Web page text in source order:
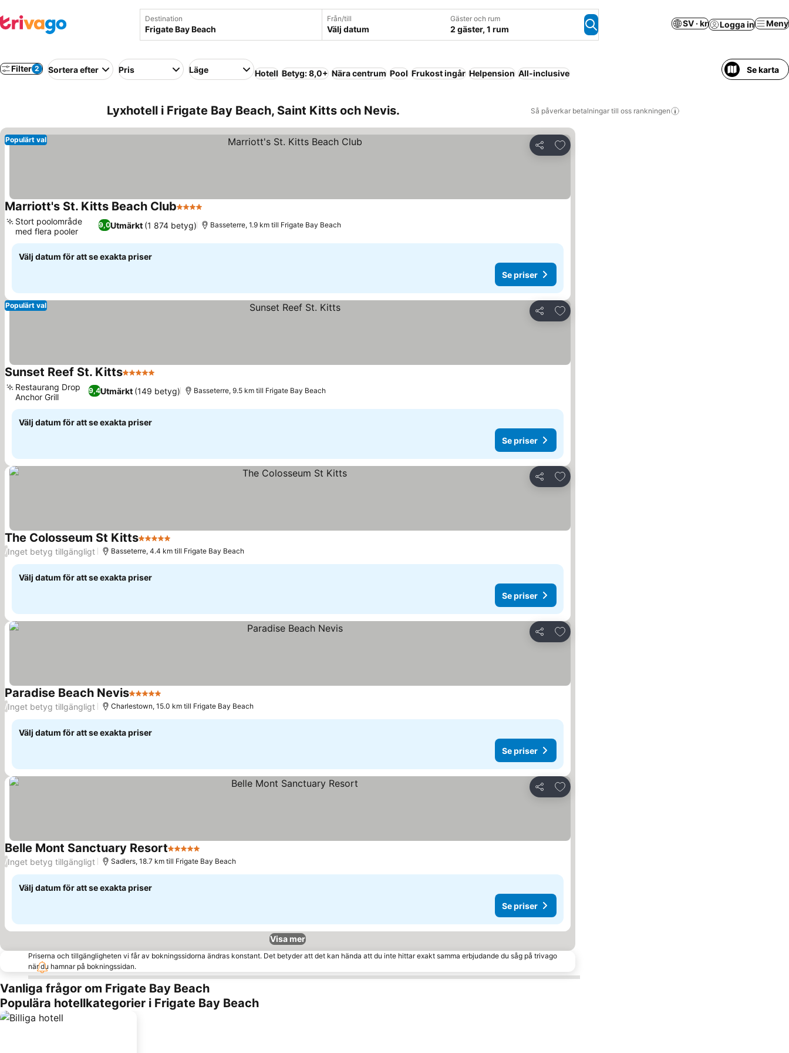
Destination Från/till
Välj datum
Gäster och rum
2 gäster, 1 rum
SV · kr Logga in Meny
Filter 2 Sortera efter Pris Läge Hotell Betyg: 8,0+ Nära centrum Pool Frukost ingår Helpension All-inclusive Se karta
Lyxhotell i Frigate Bay Beach, Saint Kitts och Nevis. Så påverkar betalningar till oss rankningen
Dela
Lägg till i Mina Favoriter
Populärt val
Marriott's St. Kitts Beach Club4 Stjärnor
9,0Utmärkt (1 874 betyg)
Stort poolområde
med flera pooler
Basseterre, 1.9 km till Frigate Bay Beach
Välj datum för att se exakta priser
Se priser
Dela
Lägg till i Mina Favoriter
Populärt val
Sunset Reef St. Kitts5 Stjärnor
9,4Utmärkt (149 betyg)
Restaurang Drop
Anchor Grill
Basseterre, 9.5 km till Frigate Bay Beach
Välj datum för att se exakta priser
Se priser
Dela
Lägg till i Mina Favoriter
The Colosseum St Kitts5 Stjärnor
/Inget betyg tillgängligt Basseterre, 4.4 km till Frigate Bay Beach
Välj datum för att se exakta priser
Se priser
Dela
Lägg till i Mina Favoriter
Paradise Beach Nevis5 Stjärnor
/Inget betyg tillgängligt Charlestown, 15.0 km till Frigate Bay Beach
Välj datum för att se exakta priser
Se priser
Dela
Lägg till i Mina Favoriter
Belle Mont Sanctuary Resort5 Stjärnor
/Inget betyg tillgängligt Sadlers, 18.7 km till Frigate Bay Beach
Välj datum för att se exakta priser
Se priser
Visa mer
Priserna och tillgängligheten vi får av bokningssidorna ändras konstant. Det betyder att det kan hända att du inte hittar exakt samma erbjudande du såg på trivago
när du hamnar på bokningssidan.
Vanliga frågor om Frigate Bay Beach
Populära hotellkategorier i Frigate Bay Beach